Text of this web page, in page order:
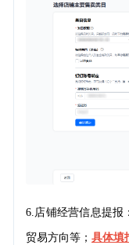
6.店铺经营信息提报：
贸易方向等； 具体填